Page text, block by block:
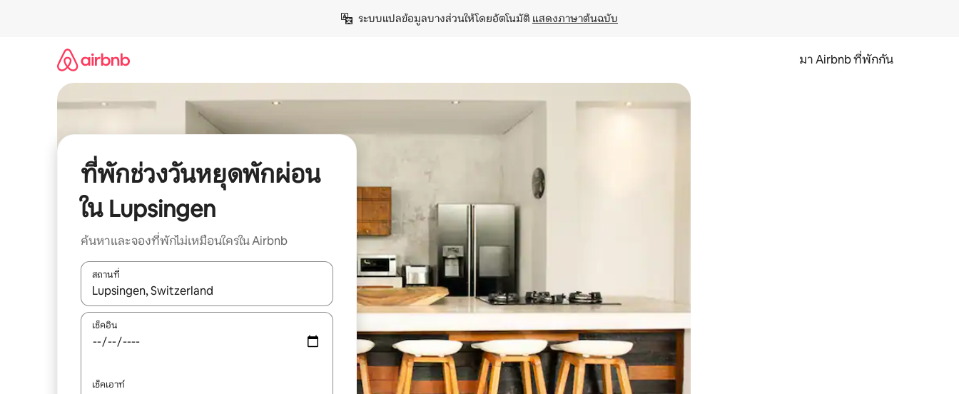
ระบบแปลข้อมูลบางส่วนให้โดยอัตโนมัติ แสดงภาษาต้นฉบับ
มา Airbnb ที่พักกัน
ที่พักช่วงวันหยุดพักผ่อน
ใน Lupsingen
ค้นหาและจองที่พักไม่เหมือนใครใน Airbnb
สถานที่
ใช้ลูกศรขึ้นลง หรือใช้การสัมผัสหรือปัด เพื่อสำรวจผลการค้นหา
เช็คอิน
เช็คเอาท์